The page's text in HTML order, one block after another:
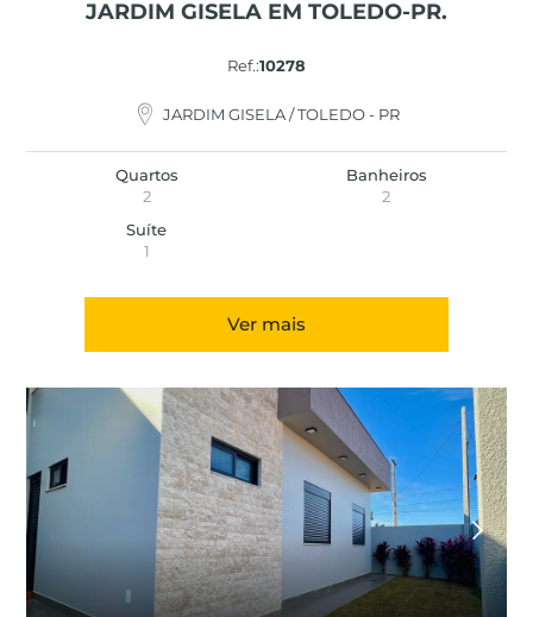
JARDIM GISELA EM TOLEDO-PR.
Ref.:10278
JARDIM GISELA / TOLEDO - PR
Quartos
2
Banheiros
2
Suíte
1
Ver mais